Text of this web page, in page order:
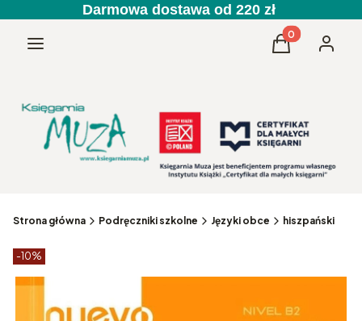
Darmowa dostawa od 220 zł
Menu Produkty w
Koszyk
Strona główna Podręczniki szkolne Języki obce hiszpański
Etykiety produktu
-10%